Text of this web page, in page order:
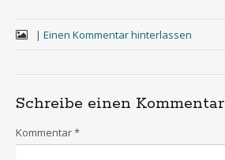
| Einen Kommentar hinterlassen
Schreibe einen Kommentar
Kommentar*